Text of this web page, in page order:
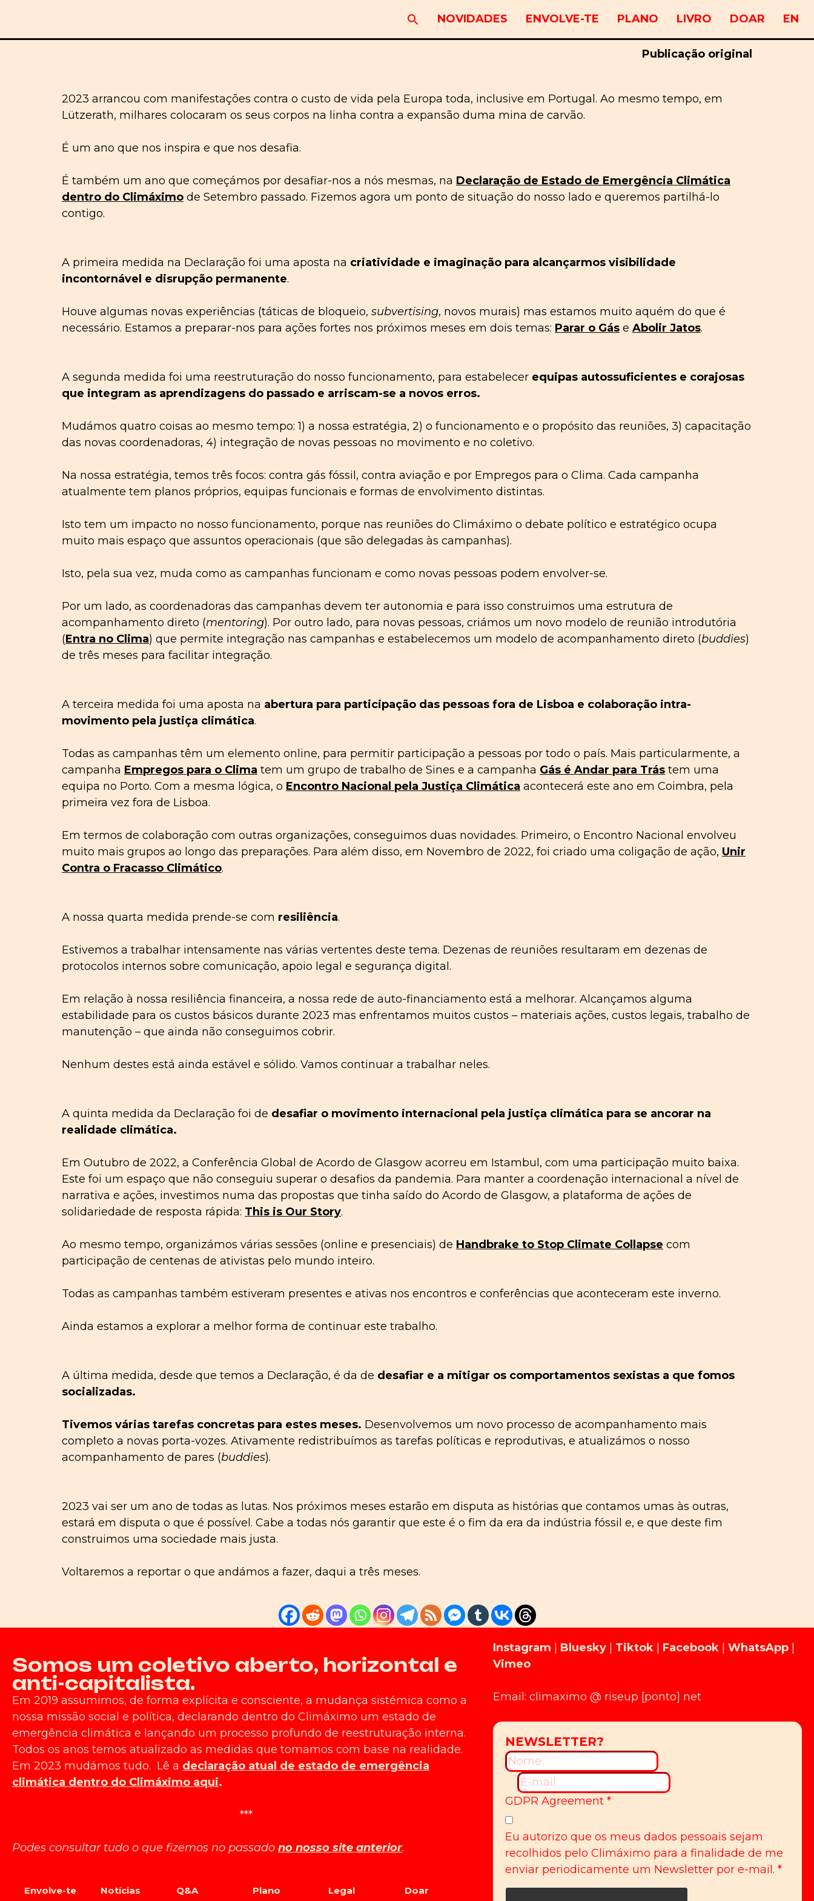
NOVIDADES ENVOLVE-TE PLANO LIVRO DOAR EN
Publicação original
2023 arrancou com manifestações contra o custo de vida pela Europa toda, inclusive em Portugal. Ao mesmo tempo, em
Lützerath, milhares colocaram os seus corpos na linha contra a expansão duma mina de carvão.
É um ano que nos inspira e que nos desafia.
É também um ano que começámos por desafiar-nos a nós mesmas, na Declaração de Estado de Emergência Climática
dentro do Climáximo de Setembro passado. Fizemos agora um ponto de situação do nosso lado e queremos partilhá-lo
contigo.
A primeira medida na Declaração foi uma aposta na criatividade e imaginação para alcançarmos visibilidade
incontornável e disrupção permanente.
Houve algumas novas experiências (táticas de bloqueio, subvertising, novos murais) mas estamos muito aquém do que é
necessário. Estamos a preparar-nos para ações fortes nos próximos meses em dois temas: Parar o Gás e Abolir Jatos.
A segunda medida foi uma reestruturação do nosso funcionamento, para estabelecer equipas autossuficientes e corajosas
que integram as aprendizagens do passado e arriscam-se a novos erros.
Mudámos quatro coisas ao mesmo tempo: 1) a nossa estratégia, 2) o funcionamento e o propósito das reuniões, 3) capacitação
das novas coordenadoras, 4) integração de novas pessoas no movimento e no coletivo.
Na nossa estratégia, temos três focos: contra gás fóssil, contra aviação e por Empregos para o Clima. Cada campanha
atualmente tem planos próprios, equipas funcionais e formas de envolvimento distintas.
Isto tem um impacto no nosso funcionamento, porque nas reuniões do Climáximo o debate político e estratégico ocupa
muito mais espaço que assuntos operacionais (que são delegadas às campanhas).
Isto, pela sua vez, muda como as campanhas funcionam e como novas pessoas podem envolver-se.
Por um lado, as coordenadoras das campanhas devem ter autonomia e para isso construimos uma estrutura de
acompanhamento direto (mentoring). Por outro lado, para novas pessoas, criámos um novo modelo de reunião introdutória
(Entra no Clima) que permite integração nas campanhas e estabelecemos um modelo de acompanhamento direto (buddies)
de três meses para facilitar integração.
A terceira medida foi uma aposta na abertura para participação das pessoas fora de Lisboa e colaboração intra-
movimento pela justiça climática.
Todas as campanhas têm um elemento online, para permitir participação a pessoas por todo o país. Mais particularmente, a
campanha Empregos para o Clima tem um grupo de trabalho de Sines e a campanha Gás é Andar para Trás tem uma
equipa no Porto. Com a mesma lógica, o Encontro Nacional pela Justiça Climática acontecerá este ano em Coimbra, pela
primeira vez fora de Lisboa.
Em termos de colaboração com outras organizações, conseguimos duas novidades. Primeiro, o Encontro Nacional envolveu
muito mais grupos ao longo das preparações. Para além disso, em Novembro de 2022, foi criado uma coligação de ação, Unir
Contra o Fracasso Climático.
A nossa quarta medida prende-se com resiliência.
Estivemos a trabalhar intensamente nas várias vertentes deste tema. Dezenas de reuniões resultaram em dezenas de
protocolos internos sobre comunicação, apoio legal e segurança digital.
Em relação à nossa resiliência financeira, a nossa rede de auto-financiamento está a melhorar. Alcançamos alguma
estabilidade para os custos básicos durante 2023 mas enfrentamos muitos custos – materiais ações, custos legais, trabalho de
manutenção – que ainda não conseguimos cobrir.
Nenhum destes está ainda estável e sólido. Vamos continuar a trabalhar neles.
A quinta medida da Declaração foi de desafiar o movimento internacional pela justiça climática para se ancorar na
realidade climática.
Em Outubro de 2022, a Conferência Global de Acordo de Glasgow acorreu em Istambul, com uma participação muito baixa.
Este foi um espaço que não conseguiu superar o desafios da pandemia. Para manter a coordenação internacional a nível de
narrativa e ações, investimos numa das propostas que tinha saído do Acordo de Glasgow, a plataforma de ações de
solidariedade de resposta rápida: This is Our Story.
Ao mesmo tempo, organizámos várias sessões (online e presenciais) de Handbrake to Stop Climate Collapse com
participação de centenas de ativistas pelo mundo inteiro.
Todas as campanhas também estiveram presentes e ativas nos encontros e conferências que aconteceram este inverno.
Ainda estamos a explorar a melhor forma de continuar este trabalho.
A última medida, desde que temos a Declaração, é da de d esafiar e a mitigar os comportamentos sexistas a que fomos
socializadas.
Tivemos várias tarefas concretas para estes meses. Desenvolvemos um novo processo de acompanhamento mais
completo a novas porta-vozes. Ativamente redistribuímos as tarefas políticas e reprodutivas, e atualizámos o nosso
acompanhamento de pares (buddies).
2023 vai ser um ano de todas as lutas. Nos próximos meses estarão em disputa as histórias que contamos umas às outras,
estará em disputa o que é possível. Cabe a todas nós garantir que este é o fim da era da indústria fóssil e, e que deste fim
construimos uma sociedade mais justa.
Voltaremos a reportar o que andámos a fazer, daqui a três meses.
Somos um coletivo aberto, horizontal e
anti-capitalista.
Em 2019 assumimos, de forma explícita e consciente, a mudança sistémica como a
nossa missão social e política, declarando dentro do Climáximo um estado de
emergência climática e lançando um processo profundo de reestruturação interna.
Todos os anos temos atualizado as medidas que tomamos com base na realidade.
Em 2023 mudámos tudo. Lê a declaração atual de estado de emergência
climática dentro do Climáximo aqui.
***
Podes consultar tudo o que fizemos no passado no nosso site anterior.
Envolve-te Notícias Q&A Plano Legal Doar
Instagram Bluesky| Tiktok| Facebook| WhatsApp|
Vimeo
Email: climaximo @ riseup [ponto] net
GDPR Agreement *
Eu autorizo que os meus dados pessoais sejam
recolhidos pelo Climáximo para a finalidade de me
enviar periodicamente um Newsletter por e-mail. *